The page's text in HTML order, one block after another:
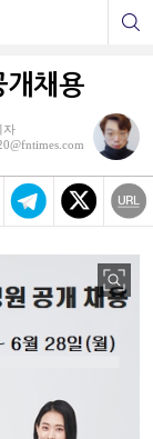
개채용
자